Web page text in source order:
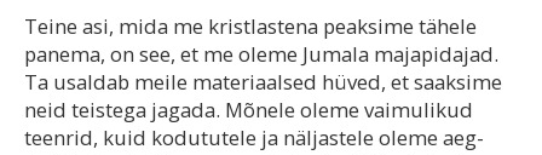
Teine asi, mida me kristlastena peaksime tähele
panema, on see, et me oleme Jumala majapidajad.
Ta usaldab meile materiaalsed hüved, et saaksime
neid teistega jagada. Mõnele oleme vaimulikud
teenrid, kuid kodututele ja näljastele oleme aeg-